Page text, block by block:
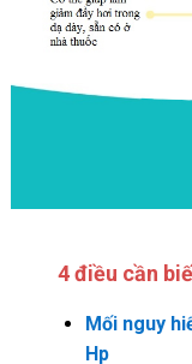
4 điều cần
Mối nguy
Hp